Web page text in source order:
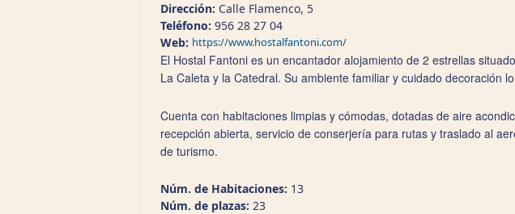
Dirección: Calle Flamenco, 5
Teléfono: 956 28 27 04
Web: https://www.hostalfantoni.com/
El Hostal Fantoni es un encantador alojamiento de 2 estrellas
La Caleta y la Catedral. Su ambiente familiar y cuidado decoración
Cuenta con habitaciones limpias y cómodas, dotadas de aire
recepción abierta, servicio de conserjería para rutas y traslado al
de turismo.
Núm. de Habitaciones: 13
Núm. de plazas: 23